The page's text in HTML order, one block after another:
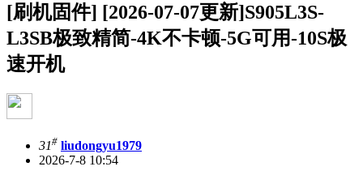
[刷机固件] [2026-07-07更新]S905L3S-
L3SB极致精简-4K不卡顿-5G可用-10S极
速开机
31# liudongyu1979
2026-7-8 10:54